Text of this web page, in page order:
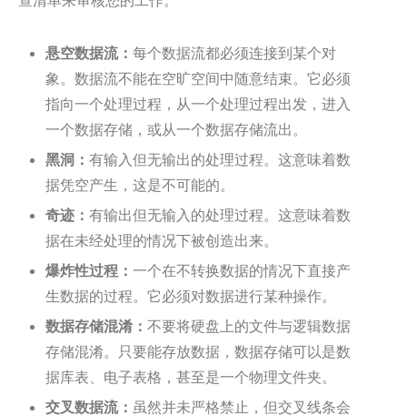
悬空数据流： 每个数据流都必须连接到某个对
象。数据流不能在空旷空间中随意结束。它必须
指向一个处理过程，从一个处理过程出发，进入
一个数据存储，或从一个数据存储流出。
黑洞： 有输入但无输出的处理过程。这意味着数
据凭空产生，这是不可能的。
奇迹： 有输出但无输入的处理过程。这意味着数
据在未经处理的情况下被创造出来。
爆炸性过程： 一个在不转换数据的情况下直接产
生数据的过程。它必须对数据进行某种操作。
数据存储混淆： 不要将硬盘上的文件与逻辑数据
存储混淆。只要能存放数据，数据存储可以是数
据库表、电子表格，甚至是一个物理文件夹。
交叉数据流： 虽然并未严格禁止，但交叉线条会